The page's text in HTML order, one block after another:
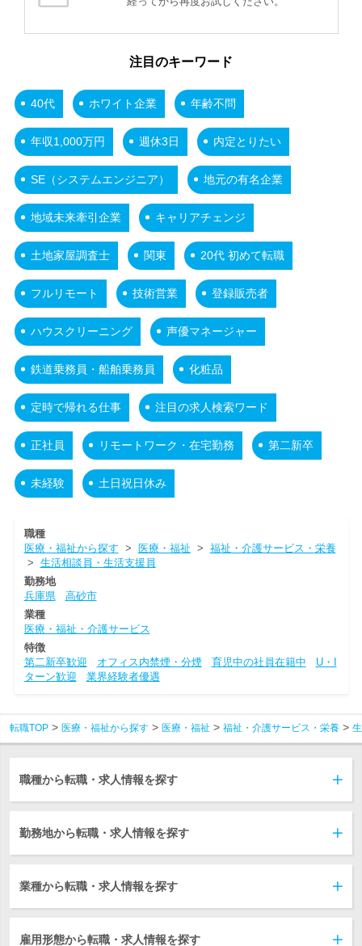
注目のキーワード
40代 ホワイト企業 年齢不問
年収1,000万円 週休3日 内定とりたい
SE（システムエンジニア） 地元の有名企業
地域未来牽引企業 キャリアチェンジ
土地家屋調査士 関東 20代 初めて転職
フルリモート 技術営業 登録販売者
ハウスクリーニング 声優マネージャー
鉄道乗務員・船舶乗務員 化粧品
定時で帰れる仕事 注目の求人検索ワード
正社員 リモートワーク・在宅勤務 第二新卒
未経験 土日祝日休み
職種
医療・福祉から探す > 医療・福祉 > 福祉・介護サービス・栄養
> 生活相談員・生活支援員
勤務地
兵庫県
高砂市
業種
医療・福祉・介護サービス
特徴
第二新卒歓迎
オフィス内禁煙・分煙 育児中の社員在籍中
U・I
ターン歓迎
業界経験者優遇
転職TOP 医療・福祉から探す 医療・福祉 福祉・介護サービス・栄養
職種から転職・求人情報を探す
勤務地から転職・求人情報を探す
業種から転職・求人情報を探す
雇用形態から転職・求人情報を探す